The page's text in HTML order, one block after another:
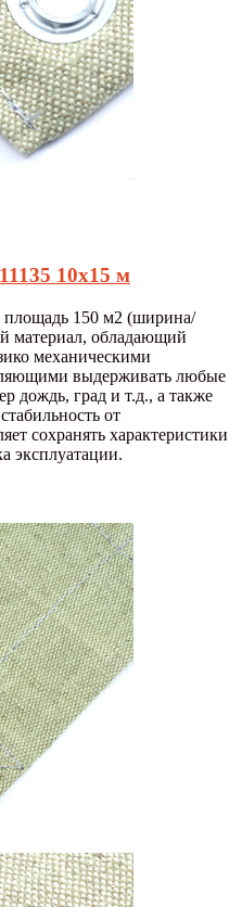
10х15 м
площадь 150 м2 (ширина/
материал, обладающий
механическими
выдерживать любые
дождь, град и т.д., а также
от
сохранять характеристики
эксплуатации.